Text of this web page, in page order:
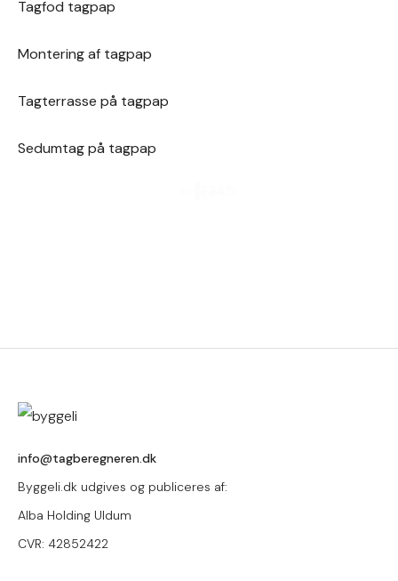
Tagfod tagpap
Montering af tagpap
Tagterrasse på tagpap
Sedumtag på tagpap
info@tagberegneren.dk
Byggeli.dk udgives og publiceres af:
Alba Holding Uldum
CVR: 42852422